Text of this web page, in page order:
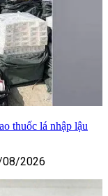
thuốc lá nhập lậu
2026